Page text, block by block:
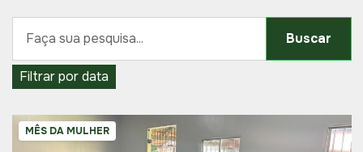
Buscar
Filtrar por data
MÊS DA MULHER